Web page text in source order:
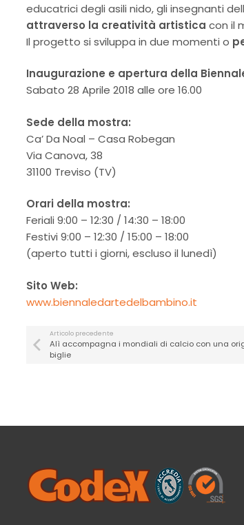
educatrici degli asili nido, gli insegnanti
attraverso la creatività artistica con il
Il progetto si sviluppa in due momenti o
Inaugurazione e apertura della
Sabato 28 Aprile 2018 alle ore 16.00
Sede della mostra:
Ca’ Da Noal – Casa Robegan
Via Canova, 38
31100 Treviso (TV)
Orari della mostra:
Feriali 9:00 – 12:30 / 14:30 – 18:00
Festivi 9:00 – 12:30 / 15:00 – 18:00
(aperto tutti i giorni, escluso il lunedì)
Sito Web:
www.biennaledartedelbambino.it
Articolo precedente
Alì accompagna i mondiali di calcio con una
biglie